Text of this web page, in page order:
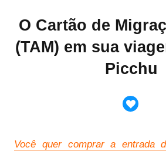
O Cartão de
(TAM) em sua
Picchu
Você quer comprar a entrada